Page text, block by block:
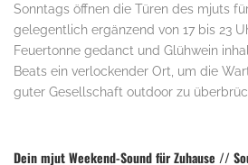
Sonntags öffnen die Türen des mjuts
gelegentlich ergänzend von 17 bis 23
Feuertonne gedanct und Glühwein
Beats ein verlockender Ort, um die
guter Gesellschaft outdoor zu
Dein mjut Weekend-Sound für Zuhause //